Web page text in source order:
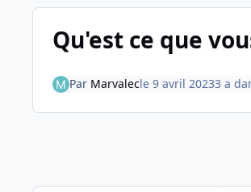
Qu'est ce que
Par Marvalecle 9 avril 20233 a